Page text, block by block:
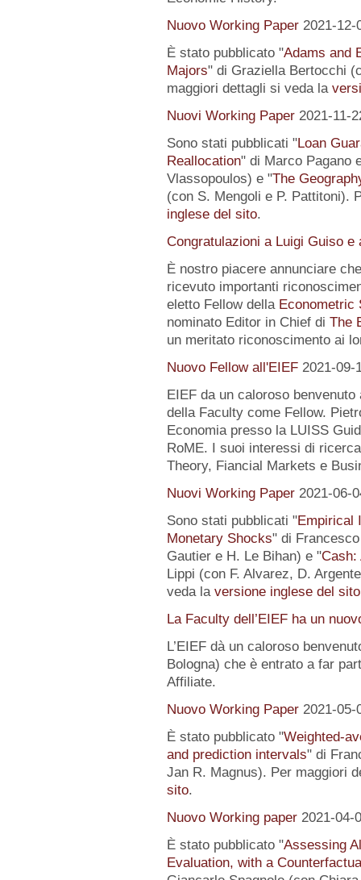
Nuovo Working Paper 2021-12-
È stato pubblicato "Adams and
Majors" di Graziella Bertocchi
maggiori dettagli si veda la
Nuovi Working Paper 2021-11-
Sono stati pubblicati "Loan
Reallocation" di Marco Pagano
Vlassopoulos) e "The
(con S. Mengoli e P. Pattitoni).
inglese del sito.
Congratulazioni a Luigi Guiso e
È nostro piacere annunciare
ricevuto importanti
eletto Fellow della Econometric
nominato Editor in Chief di The
un meritato riconoscimento ai
Nuovo Fellow all'EIEF 2021-09-
EIEF da un caloroso
della Faculty come Fellow.
Economia presso la LUISS
RoME. I suoi interessi di
Theory, Fiancial Markets e
Nuovi Working Paper 2021-06-
Sono stati pubblicati "Empirical
Monetary Shocks" di
Gautier e H. Le Bihan) e "Cash:
Lippi (con F. Alvarez, D.
veda la versione inglese del sito
La Faculty dell’EIEF ha un
L’EIEF dà un caloroso
Bologna) che è entrato a far
Affiliate.
Nuovo Working Paper 2021-05-
È stato pubblicato "Weighted-
and prediction intervals" di
Jan R. Magnus). Per maggiori
sito.
Nuovo Working paper 2021-04-
È stato pubblicato "Assessing
Evaluation, with a